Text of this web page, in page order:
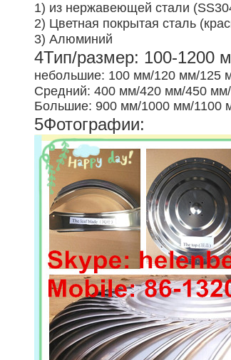
1) из нержавеющей стали
2) Цветная покрытая сталь
3) Алюминий
4Тип/размер: 100-1200
небольшие: 100 мм/120 мм/125
Средний: 400 мм/420 мм/450
Большие: 900 мм/1000 мм/1100
5Фотографии: